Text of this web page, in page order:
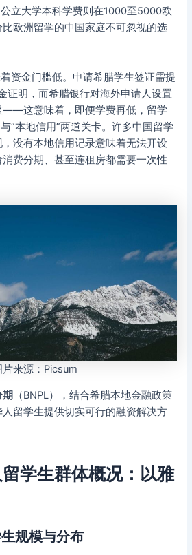
立大学本科学费则在1000至5000欧
欧洲留学的中国家庭不可忽视的选
资金门槛低。申请希腊学生签证需提
证明，而希腊银行对海外申请人设置
——这意味着，即便学费再低，留学
”本地信用”两道关卡。许多中国留学
没有本地信用记录意味着无法开设
费分期、甚至连租房都需要一次性
来源：Picsum
期 （BNPL），结合希腊本地金融政策
留学生提供切实可行的融资解决方
学生群体概况：以雅
规模与分布